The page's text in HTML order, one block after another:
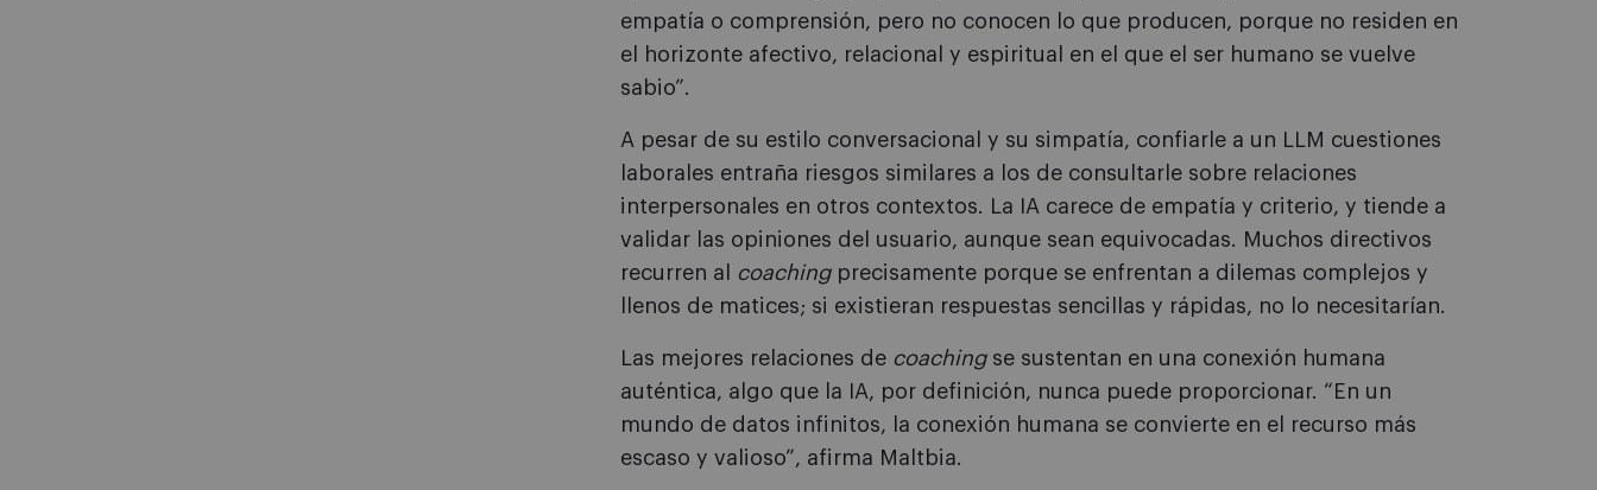
empatía o comprensión, pero no conocen lo que producen, porque no residen en
el horizonte afectivo, relacional y espiritual en el que el ser humano se vuelve
sabio”.
A pesar de su estilo conversacional y su simpatía, confiarle a un LLM cuestiones
laborales entraña riesgos similares a los de consultarle sobre relaciones
interpersonales en otros contextos. La IA carece de empatía y criterio, y tiende a
validar las opiniones del usuario, aunque sean equivocadas. Muchos directivos
recurren al
coachingprecisamente porque se enfrentan a dilemas complejos y
llenos de matices; si existieran respuestas sencillas y rápidas, no lo necesitarían.
Las mejores relaciones de coachingse sustentan en una conexión humana
auténtica, algo que la IA, por definición, nunca puede proporcionar. “En un
mundo de datos infinitos, la conexión humana se convierte en el recurso más
escaso y valioso”, afirma Maltbia.